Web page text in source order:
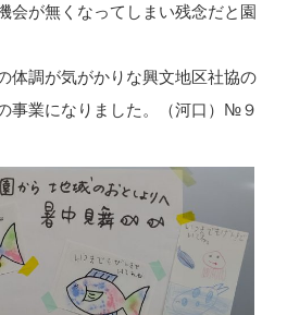
会が無くなってしまい残念だと園
体調が気がかりな興文地区社協の
事業になりました。（河口）№９